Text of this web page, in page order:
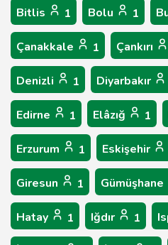
Bitlis 1 Bolu 1
Çanakkale 1 Çankırı
Denizli 1 Diyarbakır
Edirne 1 Elâzığ 1
Erzurum 1 Eskişehir
Giresun 1 Gümüşhane
Hatay 1 Iğdır 1